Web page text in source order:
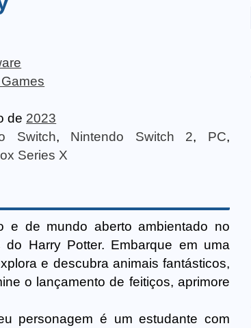
de 2023
Switch, Nintendo Switch 2, PC,
Series X
e de mundo aberto ambientado no
Harry Potter. Embarque em uma
e descubra animais fantásticos,
o lançamento de feitiços, aprimore
personagem é um estudante com